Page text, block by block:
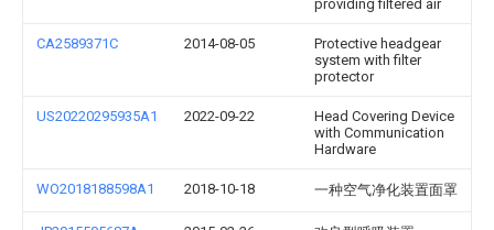
providing filtered air
CA2589371C 2014-08-05
Protective headgear
system with filter
protector
US20220295935A1 2022-09-22
Head Covering Device
with Communication
Hardware
WO2018188598A1 2018-10-18 一种空气净化装置面罩